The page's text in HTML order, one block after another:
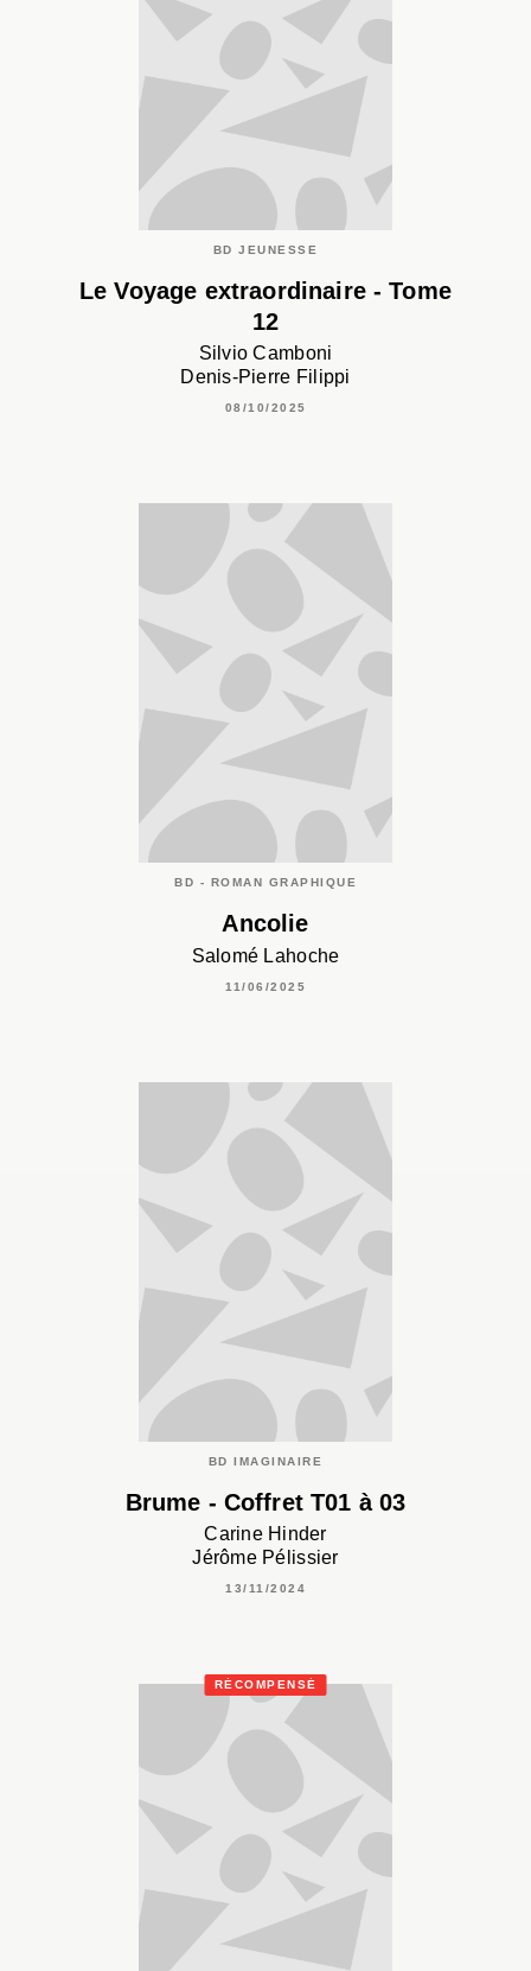
BD JEUNESSE
Le Voyage extraordinaire - Tome
12
Silvio Camboni
Denis-Pierre Filippi
08/10/2025
BD - ROMAN GRAPHIQUE
Ancolie
Salomé Lahoche
11/06/2025
BD IMAGINAIRE
Brume - Coffret T01 à 03
Carine Hinder
Jérôme Pélissier
13/11/2024
RÉCOMPENSÉ